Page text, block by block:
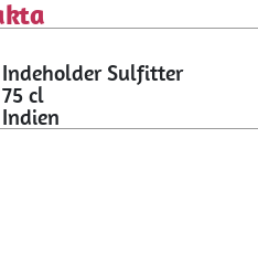
Indeholder Sulfitter
75 cl
Indien